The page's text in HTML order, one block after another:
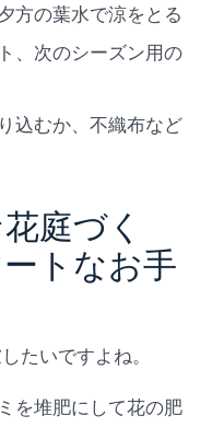
方の葉水で涼をとる
、次のシーズン用の
込むか、不織布など
庭づく
トなお手
たいですよね。
を堆肥にして花の肥